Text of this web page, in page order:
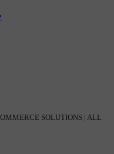
SOLUTIONS | ALL